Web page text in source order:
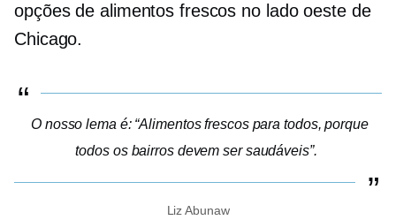
opções de alimentos frescos no lado oeste de
Chicago.
O nosso lema é: “Alimentos frescos para todos, porque
todos os bairros devem ser saudáveis”.
Liz Abunaw